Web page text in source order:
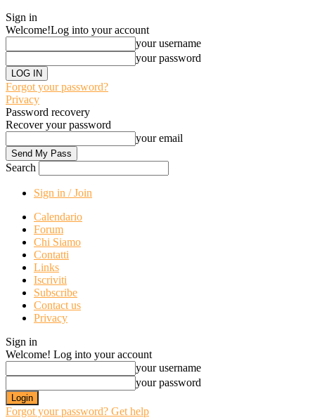
Sign in
Welcome!Log into your account
your username
your password
Forgot your password?
Privacy
Password recovery
Recover your password
your email
Search
Sign in / Join
Calendario
Forum
Chi Siamo
Contatti
Links
Iscriviti
Subscribe
Contact us
Privacy
Sign in
Welcome! Log into your account
your username
your password
Forgot your password? Get help